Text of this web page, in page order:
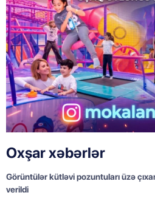
Oxşar xəbərlər
Görüntülər kütləvi pozuntuları üzə
verildi